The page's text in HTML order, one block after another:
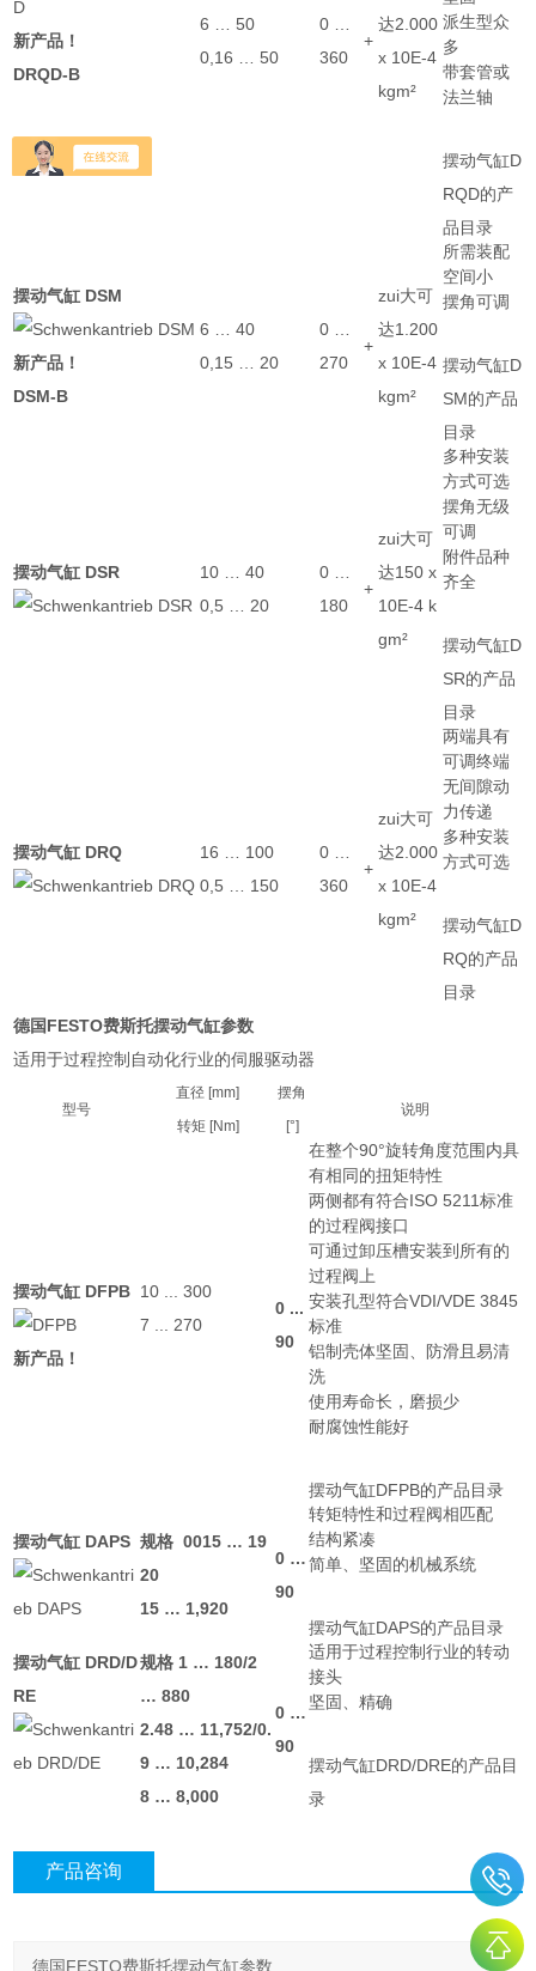
新产品！
DRQD-B
6 … 50
0,16 … 50
0 …
360
+
达2.000
x 10E-4
kgm²
派生型众
多
带套管或
法兰轴
摆动气缸D
RQD的产
品目录
摆动气缸 DSM
新产品！
DSM-B
6 … 40
0,15 … 20
0 …
270
+
zui大可
达1.200
x 10E-4
kgm²
所需装配
空间小
摆角可调
摆动气缸D
SM的产品
目录
摆动气缸 DSR
10 … 40
0,5 … 20
0 …
180
+
zui大可
达150 x
10E-4 k
gm²
多种安装
方式可选
摆角无级
可调
附件品种
齐全
摆动气缸D
SR的产品
目录
摆动气缸 DRQ
16 … 100
0,5 … 150
0 …
360
+
zui大可
达2.000
x 10E-4
kgm²
两端具有
可调终端
无间隙动
力传递
多种安装
方式可选
摆动气缸D
RQ的产品
目录
德国FESTO费斯托摆动气缸参数
适用于过程控制自动化行业的伺服驱动器
型号
直径 [mm]
转矩 [Nm]
摆角
[°]
说明
摆动气缸 DFPB
新产品！
10 ... 300
7 ... 270
0 ...
90
在整个90°旋转角度范围内具
有相同的扭矩特性
两侧都有符合ISO 5211标准
的过程阀接口
可通过卸压槽安装到所有的
过程阀上
安装孔型符合VDI/VDE 3845
标准
铝制壳体坚固、防滑且易清
洗
使用寿命长，磨损少
耐腐蚀性能好
摆动气缸DFPB的产品目录
摆动气缸 DAPS 规格 0015 … 19
20
15 … 1,920
0 …
90
转矩特性和过程阀相匹配
结构紧凑
简单、坚固的机械系统
摆动气缸DAPS的产品目录
摆动气缸 DRD/D
RE
规格 1 … 180/2
… 880
2.48 … 11,752/0.
9 … 10,284
8 … 8,000
0 …
90
适用于过程控制行业的转动
接头
坚固、精确
摆动气缸DRD/DRE的产品目
录
产品咨询